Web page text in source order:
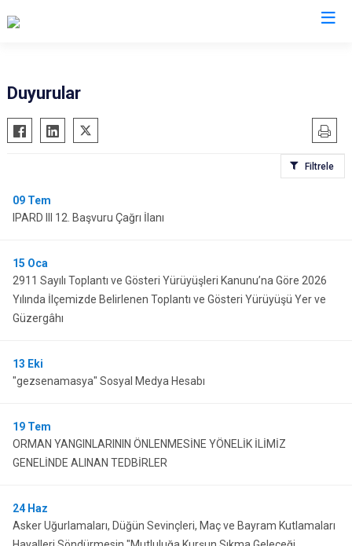
Göynücek
Gümüşhacıköy
Merzifon
Suluova
Duyurular
Filtrele
09 Tem
IPARD III 12. Başvuru Çağrı İlanı
15 Oca
2911 Sayılı Toplantı ve Gösteri Yürüyüşleri Kanunu’na Göre 2026
Yılında İlçemizde Belirlenen Toplantı ve Gösteri Yürüyüşü Yer ve
Güzergâhı
13 Eki
"gezsenamasya" Sosyal Medya Hesabı
19 Tem
ORMAN YANGINLARININ ÖNLENMESİNE YÖNELİK İLİMİZ
GENELİNDE ALINAN TEDBİRLER
24 Haz
Asker Uğurlamaları, Düğün Sevinçleri, Maç ve Bayram Kutlamaları